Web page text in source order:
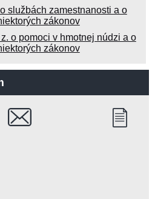
službách zamestnanosti a o
zákonov
o pomoci v hmotnej núdzi a o
zákonov